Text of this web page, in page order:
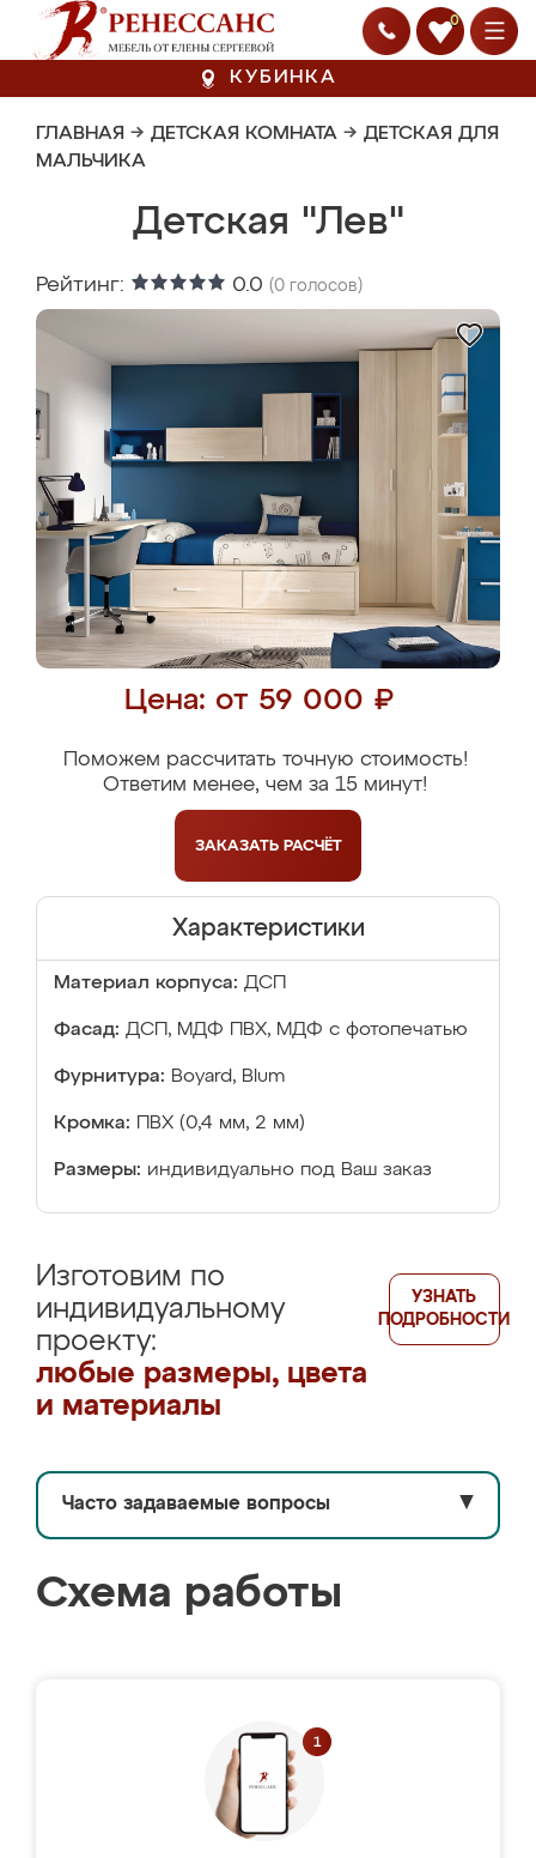
0
КУБИНКА
ГЛАВНАЯ → ДЕТСКАЯ КОМНАТА → ДЕТСКАЯ ДЛЯ
МАЛЬЧИКА
Детская "Лев"
Рейтинг: 0.0 (0 голосов)
Цена: от 59 000 ₽
Поможем рассчитать точную стоимость!
Ответим менее, чем за 15 минут!
ЗАКАЗАТЬ РАСЧЁТ
Характеристики
Материал корпуса: ДСП
Фасад: ДСП, МДФ ПВХ, МДФ с фотопечатью
Фурнитура: Boyard, Blum
Кромка: ПВХ (0,4 мм, 2 мм)
Размеры: индивидуально под Ваш заказ
Изготовим по
индивидуальному
проекту:
любые размеры, цвета
и материалы
УЗНАТЬ
ПОДРОБНОСТИ
Часто задаваемые вопросы ▼
Схема работы